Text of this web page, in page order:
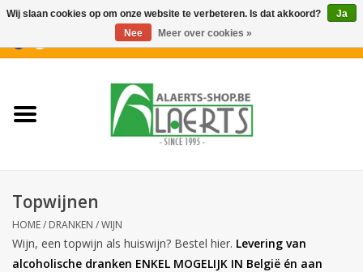
Nieuwigheden
Koffiekoekjes
Confiserie
Topwijnen
HOME/ DRANKEN /WIJN
Wijn, een topwijn als huiswijn? Bestel hier. Levering van
alcoholische dranken ENKEL MOGELIJK IN België én aan
Wij slaan cookies op om onze website te verbeteren. Is dat akkoord?
Ja
Nee
Meer over cookies »